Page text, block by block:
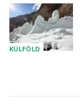
KÜLFÖLD